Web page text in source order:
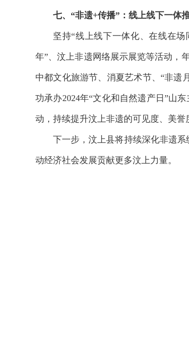
七、“非遗+传播”：线上线下一体
坚持“线上线下一体化、在线在
年”、汶上非遗网络展示展览等活动，
中都文化旅游节、消夏艺术节、“非遗
功承办2024年“文化和自然遗产日”山
动，持续提升汶上非遗的可见度、美誉
下一步，汶上县将持续深化非遗
动经济社会发展贡献更多汶上力量。